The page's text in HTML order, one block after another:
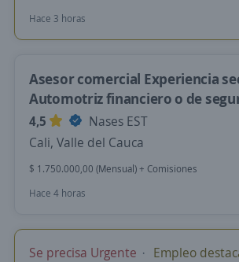
Hace 3 horas
Asesor comercial Experiencia
Automotriz financiero o de
4,5
Nases EST
Cali, Valle del Cauca
$ 1.750.000,00 (Mensual) + Comisiones
Hace 4 horas
Se precisa Urgente Empleo